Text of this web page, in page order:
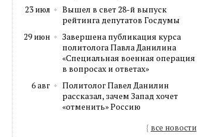
23 июл
Вышел в свет 28-й выпуск
рейтинга депутатов Госдумы
29 июн
Завершена публикация курса
политолога Павла Данилина
«Специальная военная операция
в вопросах и ответах»
6 авг
Политолог Павел Данилин
рассказал, зачем Запад хочет
«отменить» Россию
{ все новости